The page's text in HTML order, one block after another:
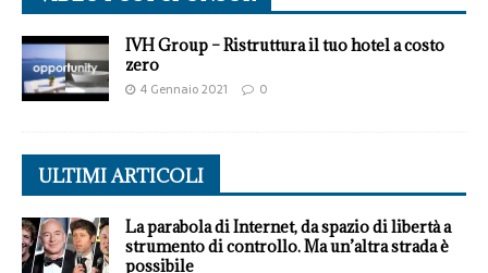
IVH Group – Ristruttura il tuo hotel a costo
zero
4 Gennaio 2021 0
ULTIMI ARTICOLI
La parabola di Internet, da spazio di libertà a
strumento di controllo. Ma un’altra strada è
possibile